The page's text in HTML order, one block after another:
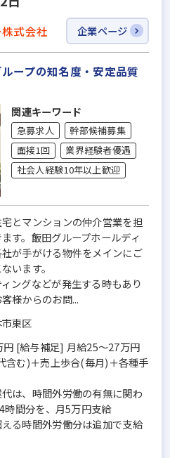
式会社 企業ページ
ープの知名度・安定品質
関連キーワード
急募求人
幹部候補募集
面接1回
業界経験者優遇
社会人経験10年以上歓迎
とマンションの仲介営業を担
す。飯田グループホールディ
が手がける物件をメインにご
います。
ングなどが発生する時もあり
様からのお問...
東区
円 [給与補足] 月給25～27万円
含む)＋売上歩合(毎月)＋各種手
は、時間外労働の有無に関わ
時間分を、月5万円支給
る時間外労働分は追加で支給